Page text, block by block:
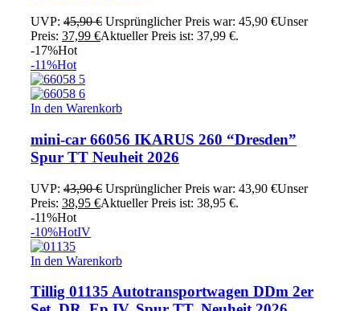
UVP: 45,90€ Ursprünglicher Preis war: 45,90 €Unser
Preis: 37,99 €Aktueller Preis ist: 37,99 €.
-17%Hot
-11%Hot
In den Warenkorb
mini-car 66056 IKARUS 260 “Dresden”
Spur TT Neuheit 2026
UVP: 43,90€ Ursprünglicher Preis war: 43,90 €Unser
Preis: 38,95 €Aktueller Preis ist: 38,95 €.
-11%Hot
-10%HotIV
In den Warenkorb
Tillig 01135 Autotransportwagen DDm 2er